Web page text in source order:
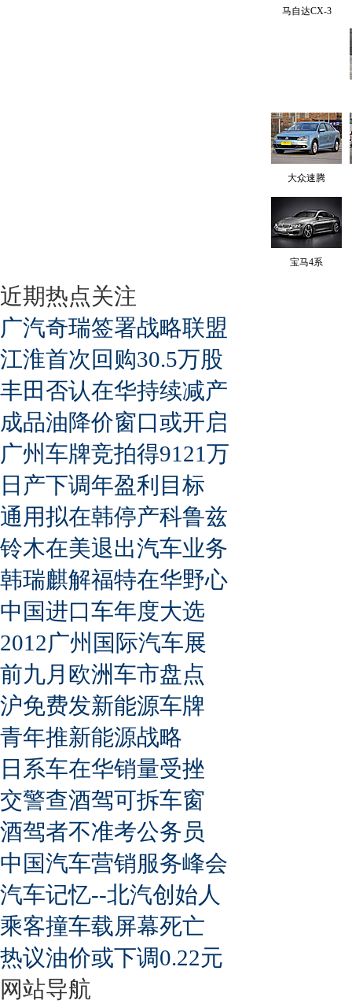
马自达CX-3
大众速腾
宝马4系
近期热点关注
广汽奇瑞签署战略联盟
江淮首次回购30.5万股
丰田否认在华持续减产
成品油降价窗口或开启
广州车牌竞拍得9121万
日产下调年盈利目标
通用拟在韩停产科鲁兹
铃木在美退出汽车业务
韩瑞麒解福特在华野心
中国进口车年度大选
2012广州国际汽车展
前九月欧洲车市盘点
沪免费发新能源车牌
青年推新能源战略
日系车在华销量受挫
交警查酒驾可拆车窗
酒驾者不准考公务员
中国汽车营销服务峰会
汽车记忆--北汽创始人
乘客撞车载屏幕死亡
热议油价或下调0.22元
网站导航